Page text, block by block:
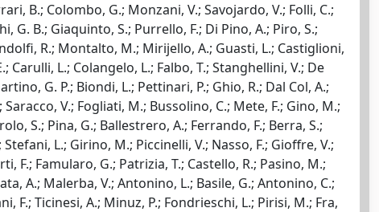
B.; Colombo, G.; Monzani, V.; Savojardo, V.; Folli, C.;
G. B.; Giaquinto, S.; Purrello, F.; Di Pino, A.; Piro, S.;
R.; Montalto, M.; Mirijello, A.; Guasti, L.; Castiglioni,
L.; Colangelo, L.; Falbo, T.; Stanghellini, V.; De
G. P.; Biondi, L.; Pettinari, P.; Ghio, R.; Dal Col, A.;
V.; Fogliati, M.; Bussolino, C.; Mete, F.; Gino, M.;
S.; Pina, G.; Ballestrero, A.; Ferrando, F.; Berra, S.;
L.; Girino, M.; Piccinelli, V.; Nasso, F.; Gioffre, V.;
F.; Famularo, G.; Patrizia, T.; Castello, R.; Pasino, M.;
A.; Malerba, V.; Antonino, L.; Basile, G.; Antonino, C.;
F.; Ticinesi, A.; Minuz, P.; Fondrieschi, L.; Pirisi, M.; Fra,